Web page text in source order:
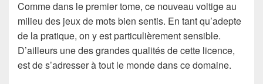
Comme dans le premier tome, ce nouveau voltige au
milieu des jeux de mots bien sentis. En tant qu’adepte
de la pratique, on y est particulièrement sensible.
D’ailleurs une des grandes qualités de cette licence,
est de s’adresser à tout le monde dans ce domaine.